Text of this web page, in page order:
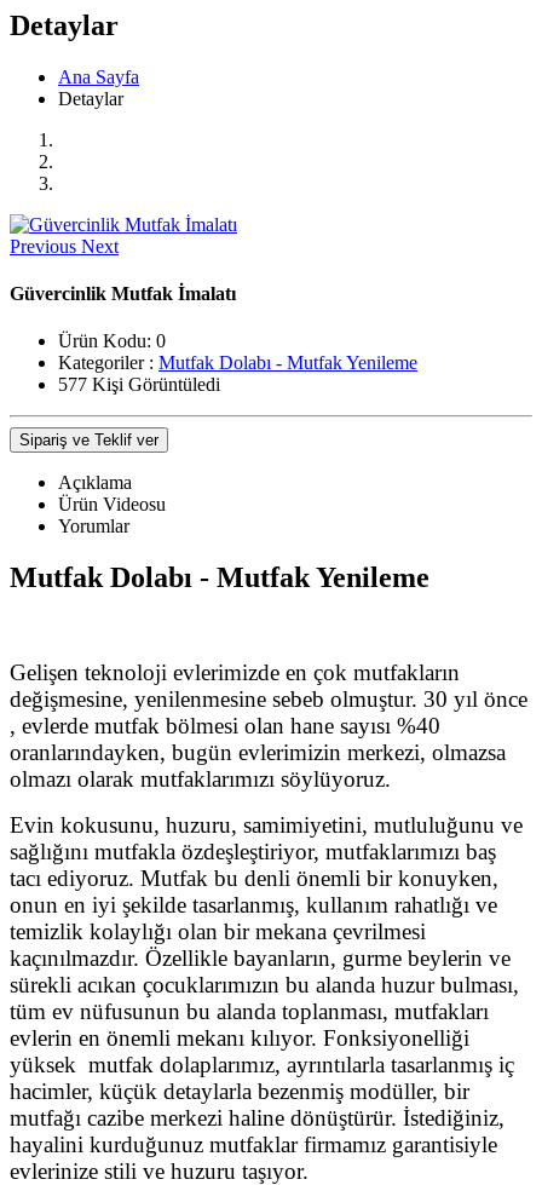
Detaylar
Ana Sayfa
Detaylar
Previous Next
Güvercinlik Mutfak İmalatı
Ürün Kodu: 0
Kategoriler : Mutfak Dolabı - Mutfak Yenileme
577 Kişi Görüntüledi
Sipariş ve Teklif ver
Açıklama
Ürün Videosu
Yorumlar
Mutfak Dolabı - Mutfak Yenileme
Gelişen teknoloji evlerimizde en çok mutfakların
değişmesine, yenilenmesine sebeb olmuştur. 30 yıl önce
, evlerde mutfak bölmesi olan hane sayısı %40
oranlarındayken, bugün evlerimizin merkezi, olmazsa
olmazı olarak mutfaklarımızı söylüyoruz.
Evin kokusunu, huzuru, samimiyetini, mutluluğunu ve
sağlığını mutfakla özdeşleştiriyor, mutfaklarımızı baş
tacı ediyoruz. Mutfak bu denli önemli bir konuyken,
onun en iyi şekilde tasarlanmış, kullanım rahatlığı ve
temizlik kolaylığı olan bir mekana çevrilmesi
kaçınılmazdır. Özellikle bayanların, gurme beylerin ve
sürekli acıkan çocuklarımızın bu alanda huzur bulması,
tüm ev nüfusunun bu alanda toplanması, mutfakları
evlerin en önemli mekanı kılıyor. Fonksiyonelliği
yüksek mutfak dolaplarımız, ayrıntılarla tasarlanmış iç
hacimler, küçük detaylarla bezenmiş modüller, bir
mutfağı cazibe merkezi haline dönüştürür. İstediğiniz,
hayalini kurduğunuz mutfaklar firmamız garantisiyle
evlerinize stili ve huzuru taşıyor.